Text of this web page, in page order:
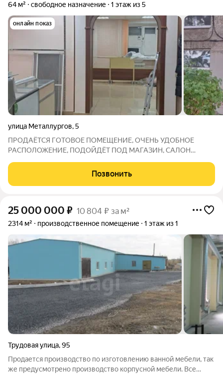
64 м² свободное назначение 1 этаж из 5
онлайн показ
улица Металлургов,5
ПРОДАЁТСЯ ГОТОВОЕ ПОМЕЩЕНИЕ, ОЧЕНЬ УДОБНОЕ
РАСПОЛОЖЕНИЕ, ПОДОЙДЁТ ПОД МАГАЗИН, САЛОН
Позвонить
25 000 000 ₽ 10 804 ₽ за м²
2314 м² производственное помещение 1 этаж из 1
Трудовая улица,95
Продается производство по изготовлению ванной мебели, так
же предусмотрено производство корпусной мебели. Все